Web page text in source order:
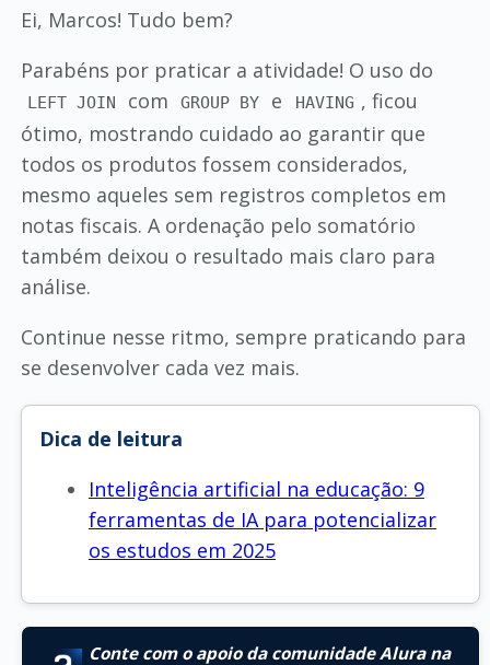
Ei, Marcos! Tudo bem?
Parabéns por praticar a atividade! O uso do
LEFT JOIN com GROUP BY e HAVING , ficou
ótimo, mostrando cuidado ao garantir que
todos os produtos fossem considerados,
mesmo aqueles sem registros completos em
notas fiscais. A ordenação pelo somatório
também deixou o resultado mais claro para
análise.
Continue nesse ritmo, sempre praticando para
se desenvolver cada vez mais.
Dica de leitura
Inteligência artificial na educação: 9
ferramentas de IA para potencializar
os estudos em 2025
Conte com o apoio da comunidade Alura na